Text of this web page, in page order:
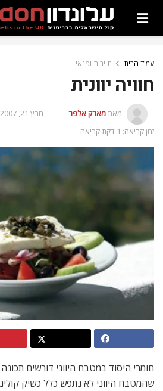
עמוד הבית תיירות ופנאי
חוויה יוונית
מאתמארק אלפר
מרץ 21, 2007
זמן קריאה: 1 דקת קריאה
חומרי היסוד במטבח היווני דורשים
שהמטבח היווני לא נתפש כלל כשיק